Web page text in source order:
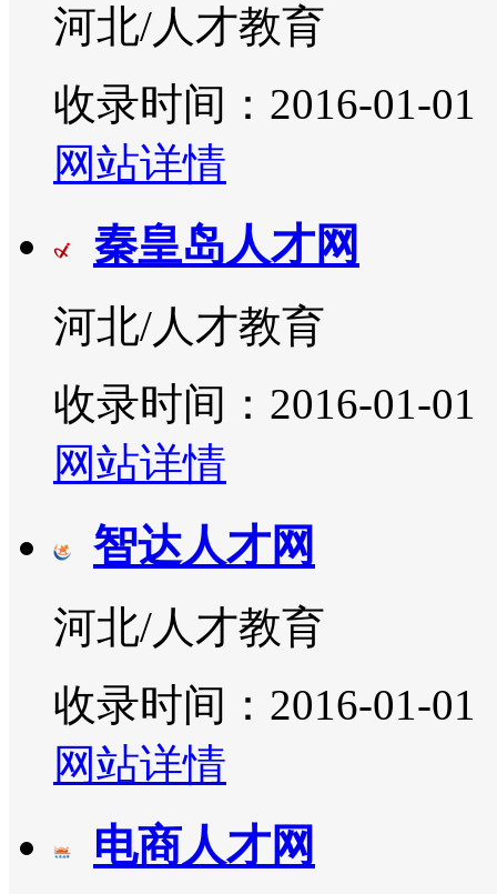
河北/人才教育
收录时间：2016-01-01
网站详情
秦皇岛人才网
河北/人才教育
收录时间：2016-01-01
网站详情
智达人才网
河北/人才教育
收录时间：2016-01-01
网站详情
电商人才网